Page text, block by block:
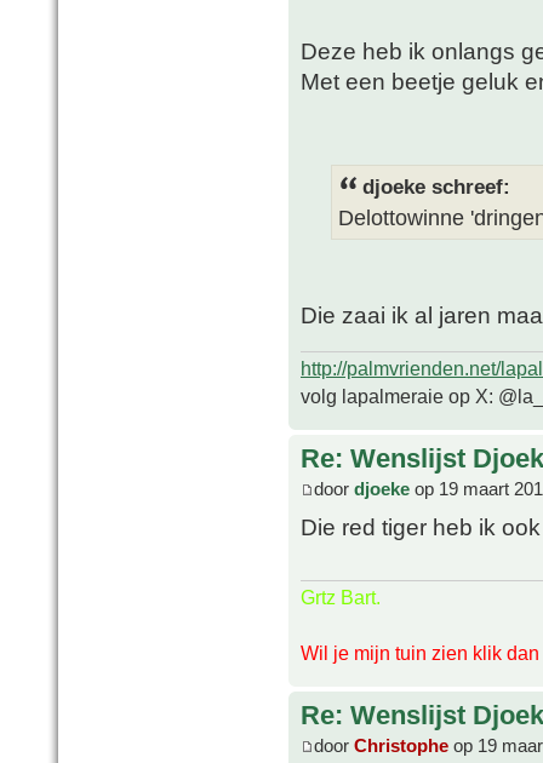
Deze heb ik onlangs
Met een beetje geluk
djoeke schreef:
Delottowinne
Die zaai ik al jaren
http://palmvrienden.net/
volg lapalmeraie op X:
Re: Wenslijst
door djoeke op 19 maart
Die red tiger heb ik
Grtz Bart.
Wil je mijn tuin zien klik dan
Re: Wenslijst
door Christophe op 19